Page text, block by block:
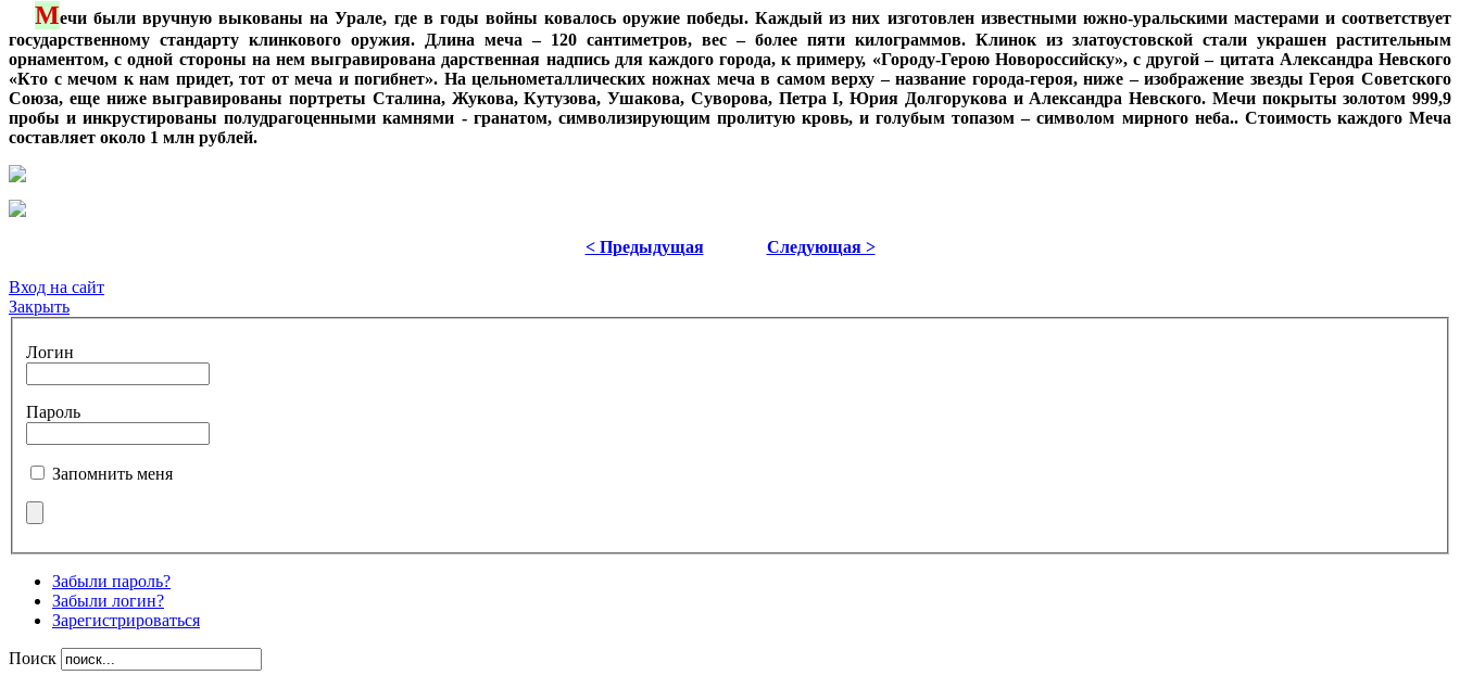
Мечи были вручную выкованы на Урале, где в годы войны ковалось оружие победы. Каждый из них изготовлен известными южно-уральскими мастерами и соответствует
государственному стандарту клинкового оружия. Длина меча – 120 сантиметров, вес – более пяти килограммов. Клинок из златоустовской стали украшен растительным
орнаментом, с одной стороны на нем выгравирована дарственная надпись для каждого города, к примеру, «Городу-Герою Новороссийску», с другой – цитата Александра Невского
«Кто с мечом к нам придет, тот от меча и погибнет». На цельнометаллических ножнах меча в самом верху – название города-героя, ниже – изображение звезды Героя Советского
Союза, еще ниже выгравированы портреты Сталина, Жукова, Кутузова, Ушакова, Суворова, Петра I, Юрия Долгорукова и Александра Невского. Мечи покрыты золотом 999,9
пробы и инкрустированы полудрагоценными камнями - гранатом, символизирующим пролитую кровь, и голубым топазом – символом мирного неба.. Стоимость каждого Меча
составляет около 1 млн рублей.
< Предыдущая Следующая >
Вход на сайт
Закрыть
Логин
Пароль
Запомнить меня
Забыли пароль?
Забыли логин?
Зарегистрироваться
Поиск